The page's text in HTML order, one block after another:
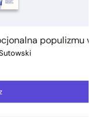
populizmu w